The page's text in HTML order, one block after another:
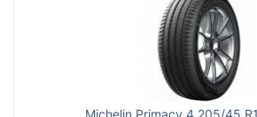
Michelin Primacy 4 205/45